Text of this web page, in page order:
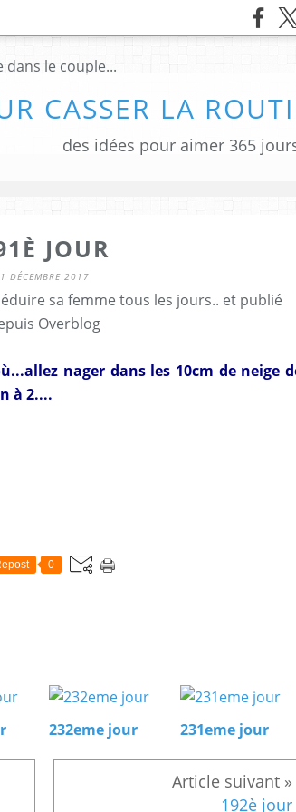
CASSER LA
des idées pour aimer 365
JOUR
1 DÉCEMBRE 2017
sa femme tous les jours.. et publié
Overblog
nager dans les 10cm de neige
à 2....
0
232eme jour 231eme jour
192è jour